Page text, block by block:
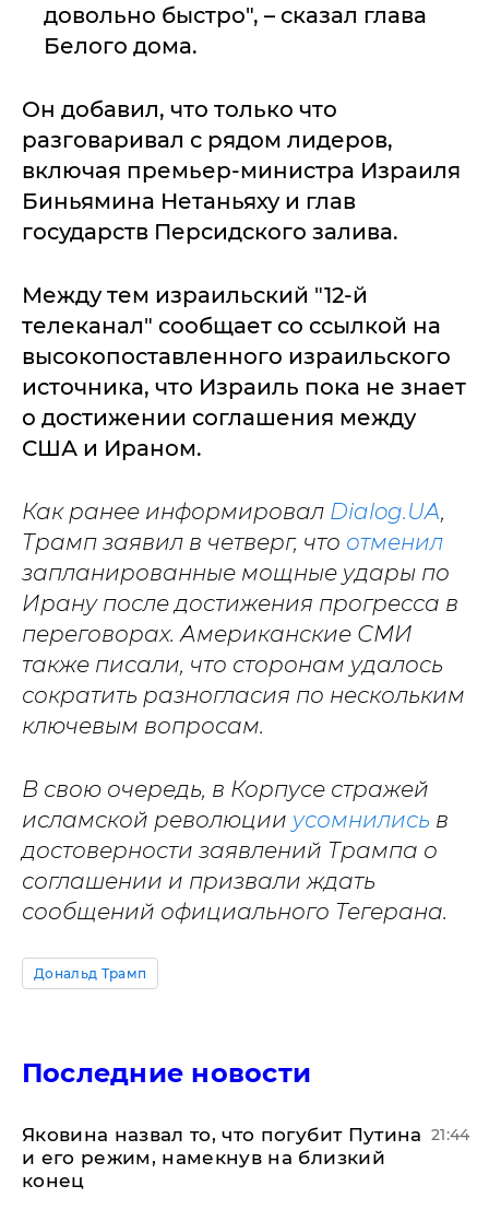
довольно быстро", – сказал глава
Белого дома.
Он добавил, что только что
разговаривал с рядом лидеров,
включая премьер-министра Израиля
Биньямина Нетаньяху и глав
государств Персидского залива.
Между тем израильский "12-й
телеканал" сообщает со ссылкой на
высокопоставленного израильского
источника, что Израиль пока не знает
о достижении соглашения между
США и Ираном.
Как ранее информировал Dialog.UA,
Трамп заявил в четверг, что отменил
запланированные мощные удары по
Ирану после достижения прогресса в
переговорах. Американские СМИ
также писали, что сторонам удалось
сократить разногласия по нескольким
ключевым вопросам.
В свою очередь, в Корпусе стражей
исламской революции усомнились в
достоверности заявлений Трампа о
соглашении и призвали ждать
сообщений официального Тегерана.
Дональд Трамп
Последние новости
Яковина назвал то, что погубит Путина
и его режим, намекнув на близкий
конец
21:44